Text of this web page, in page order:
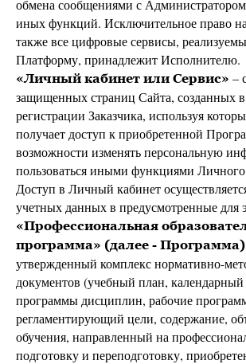
обмена сообщениями с
иных функций. Исключительное право
также все цифровые сервисы,
Платформу, принадлежит Исполнителю.
«Личный кабинет или Сервис» –
защищенных страниц Сайта, созданных в
регистрации Заказчика, используя
получает доступ к приобретенной
возможности изменять персональную
пользоваться иными функциями Личного
Доступ в Личный кабинет
учетных данных в предусмотренные для
«Профессиональная
программа» (далее - Программа)
утвержденный комплекс нормативно-
документов (учебный план,
программы дисциплин, рабочие
регламентирующий цели, содержание,
обучения, направленный на
подготовку и переподготовку,